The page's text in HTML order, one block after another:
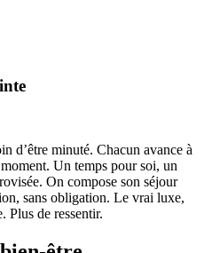
d’être minuté. Chacun avance à
Un temps pour soi, un
On compose son séjour
sans obligation. Le vrai luxe,
Plus de ressentir.